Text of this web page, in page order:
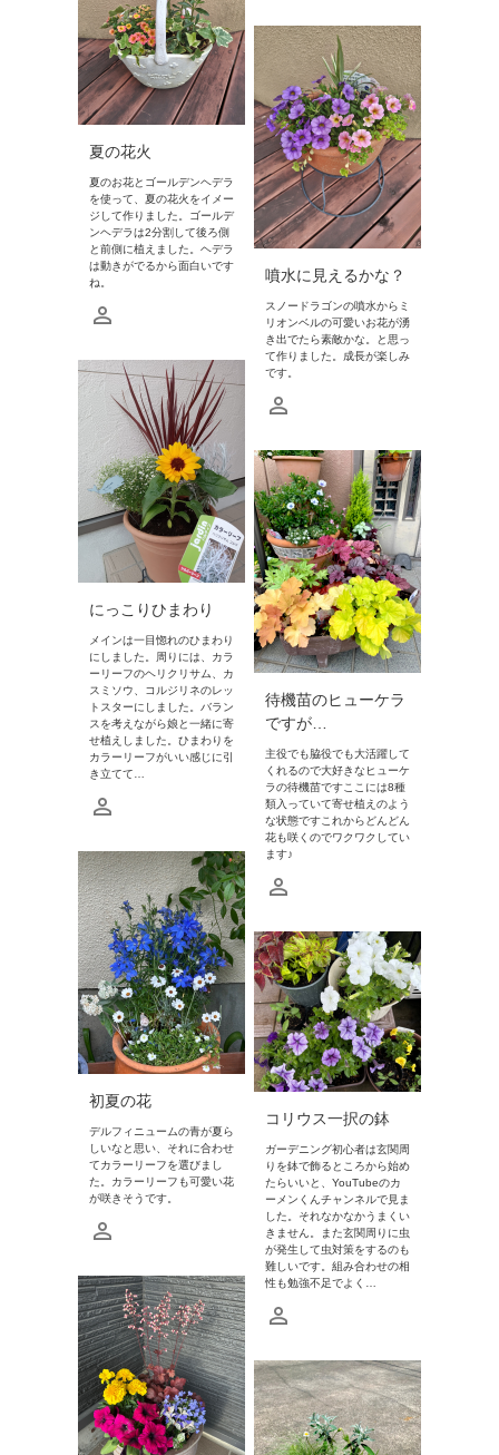
夏の花火
夏のお花とゴールデンヘデラ
を使って、夏の花火をイメー
ジして作りました。ゴールデ
ンヘデラは2分割して後ろ側
と前側に植えました。ヘデラ
は動きがでるから面白いです
ね。
噴水に見えるかな？
スノードラゴンの噴水からミ
リオンベルの可愛いお花が湧
き出でたら素敵かな。と思っ
て作りました。成長が楽しみ
です。
にっこりひまわり
メインは一目惚れのひまわり
にしました。周りには、カラ
ーリーフのヘリクリサム、カ
スミソウ、コルジリネのレッ
トスターにしました。バラン
スを考えながら娘と一緒に寄
せ植えしました。ひまわりを
カラーリーフがいい感じに引
き立てて…
待機苗のヒューケラ
ですが…
主役でも脇役でも大活躍して
くれるので大好きなヒューケ
ラの待機苗ですここには8種
類入っていて寄せ植えのよう
な状態ですこれからどんどん
花も咲くのでワクワクしてい
ます♪
初夏の花
デルフィニュームの青が夏ら
しいなと思い、それに合わせ
てカラーリーフを選びまし
た。カラーリーフも可愛い花
が咲きそうです。
コリウス一択の鉢
ガーデニング初心者は玄関周
りを鉢で飾るところから始め
たらいいと、YouTubeのカ
ーメンくんチャンネルで見ま
した。それなかなかうまくい
きません。また玄関周りに虫
が発生して虫対策をするのも
難しいです。組み合わせの相
性も勉強不足でよく…